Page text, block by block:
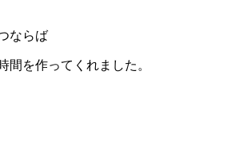
ならば
間を作ってくれました。